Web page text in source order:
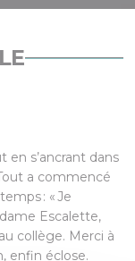
en s’ancrant dans
a commencé
: « Je
Escalette,
collège. Merci à
enfin éclose.